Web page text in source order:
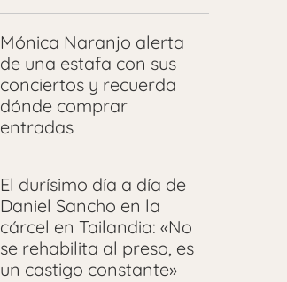
Mónica Naranjo alerta
de una estafa con sus
conciertos y recuerda
dónde comprar
entradas
El durísimo día a día de
Daniel Sancho en la
cárcel en Tailandia: «No
se rehabilita al preso, es
un castigo constante»